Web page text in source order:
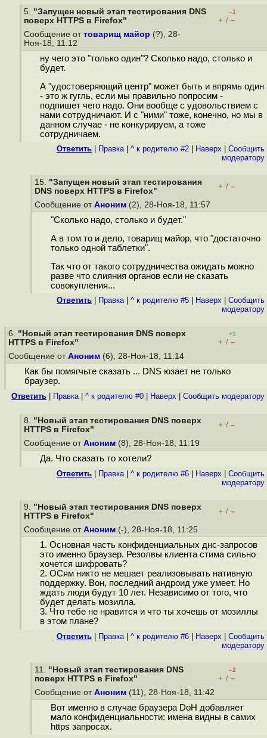
5. "Запущен новый этап тестирования DNS
поверх HTTPS в Firefox"
–1
+ / –
Сообщение от товарищ майор (?), 28-
Ноя-18, 11:12
ну чего это "только один"? Сколько надо, столько и
будет.
А "удостоверяющий центр" может быть и впрямь один
- это ж гугль, если мы правильно попросим -
подпишет чего надо. Они вообще с удовольствием с
нами сотрудничают. И с "ними" тоже, конечно, но мы в
данном случае - не конкурируем, а тоже
сотрудничаем.
Ответить Правка| ^ к родителю #2 Наверх
Cообщить
модератору
15. "Запущен новый этап тестирования
DNS поверх HTTPS в Firefox"
+ / –
Сообщение от Аноним (2), 28-Ноя-18, 11:57
"Сколько надо, столько и будет."
А в том то и дело, товарищ майор, что "достаточно
только одной таблетки".
Так что от такого сотрудничества ожидать можно
разве что слияния органов если не сказать
совокупления...
Ответить Правка| ^ к родителю #5 Наверх
Cообщить
модератору
6. "Новый этап тестирования DNS поверх
HTTPS в Firefox"
+1
+ / –
Сообщение от Аноним (6), 28-Ноя-18, 11:14
Как бы помягчьте сказать ... DNS юзает не только
браузер.
Ответить Правка| ^ к родителю #0 Наверх Cообщить модератору
8. "Новый этап тестирования DNS поверх
HTTPS в Firefox"
+ / –
Сообщение от Аноним (8), 28-Ноя-18, 11:19
Да. Что сказать то хотели?
Ответить Правка| ^ к родителю #6 Наверх
Cообщить
модератору
9. "Новый этап тестирования DNS поверх
HTTPS в Firefox"
+ / –
Сообщение от Аноним (-), 28-Ноя-18, 11:25
1. Основная часть конфиденциальных днс-запросов
это именно браузер. Резолвы клиента стима сильно
хочется шифровать?
2. ОСям никто не мешает реализовывать нативную
поддержку. Вон, последний андроид уже умеет. Но
ждать люди будут 10 лет. Независимо от того, что
будет делать мозилла.
3. Что тебе не нравится и что ты хочешь от мозиллы
в этом плане?
Ответить Правка| ^ к родителю #6 Наверх
Cообщить
модератору
11. "Новый этап тестирования DNS
поверх HTTPS в Firefox"
–2
+ / –
Сообщение от Аноним (11), 28-Ноя-18, 11:42
Вот именно в случае браузера DoH добавляет
мало конфиденциальности: имена видны в самих
https запросах.